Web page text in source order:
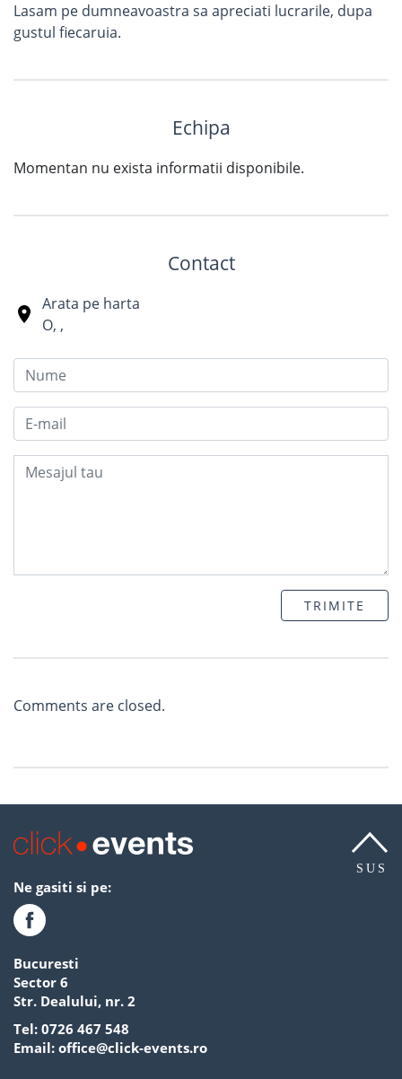
Lasam pe dumneavoastra sa apreciati lucrarile, dupa
gustul fiecaruia.
Echipa
Momentan nu exista informatii disponibile.
Contact
Arata pe harta
O, ,
TRIMITE
Comments are closed.
SUS
Ne gasiti si pe:
Bucuresti
Sector 6
Str. Dealului, nr. 2
Tel: 0726 467 548
Email: office@click-events.ro